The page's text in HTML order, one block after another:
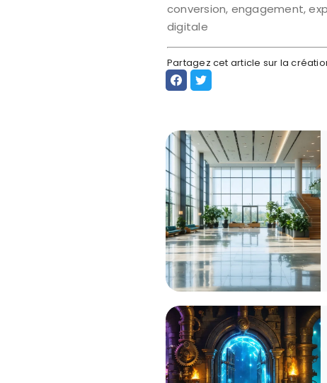
conversion, engagement,
digitale
Partagez cet article sur la